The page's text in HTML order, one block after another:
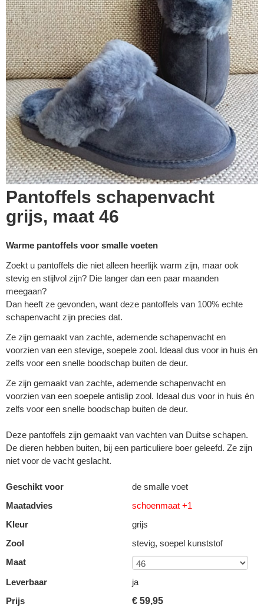
Pantoffels schapenvacht
grijs, maat 46
Warme pantoffels voor smalle voeten
Zoekt u pantoffels die niet alleen heerlijk warm zijn, maar ook
stevig en stijlvol zijn? Die langer dan een paar maanden
meegaan?
Dan heeft ze gevonden, want deze pantoffels van 100% echte
schapenvacht zijn precies dat.
Ze zijn gemaakt van zachte, ademende schapenvacht en
voorzien van een stevige, soepele zool. Ideaal dus voor in huis én
zelfs voor een snelle boodschap buiten de deur.
Ze zijn gemaakt van zachte, ademende schapenvacht en
voorzien van een soepele antislip zool. Ideaal dus voor in huis én
zelfs voor een snelle boodschap buiten de deur.
Deze pantoffels zijn gemaakt van vachten van Duitse schapen.
De dieren hebben buiten, bij een particuliere boer geleefd. Ze zijn
niet voor de vacht geslacht.
Geschikt voor
de smalle voet
Maatadvies
schoenmaat +1
Kleur
grijs
Zool
stevig, soepel kunststof
Maat
Leverbaar
ja
Prijs
€ 59,95